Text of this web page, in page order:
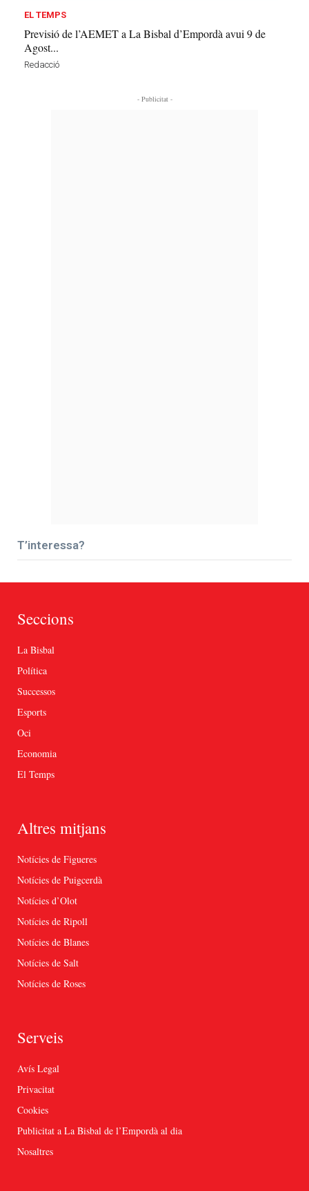
EL TEMPS
Previsió de l’AEMET a La Bisbal d’Empordà avui 9 de
Agost...
Redacció
- Publicitat -
T’interessa?
Seccions
La Bisbal
Política
Successos
Esports
Oci
Economia
El Temps
Altres mitjans
Notícies de Figueres
Notícies de Puigcerdà
Notícies d’Olot
Notícies de Ripoll
Notícies de Blanes
Notícies de Salt
Notícies de Roses
Serveis
Avís Legal
Privacitat
Cookies
Publicitat a La Bisbal de l’Empordà al dia
Nosaltres